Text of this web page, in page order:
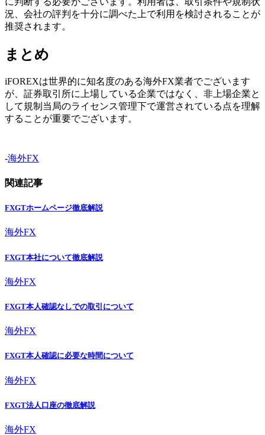
況、会社の評判を十分に調べた上で利用を検討されることが
推奨されます。
まとめ
iFOREXは世界的に知名度のある海外FX業者でございます
が、証券取引所に上場している企業ではなく、非上場企業と
して規制当局のライセンス管理下で運営されている点を理解
することが重要でございます。
-海外FX
関連記事
FXGTホームページ徹底解説
海外FX
FXGT本社について徹底解説
海外FX
FXGT本人確認なしでの取引について
海外FX
FXGT本人確認に必要な時間について
海外FX
FXGT法人口座の徹底解説
海外FX